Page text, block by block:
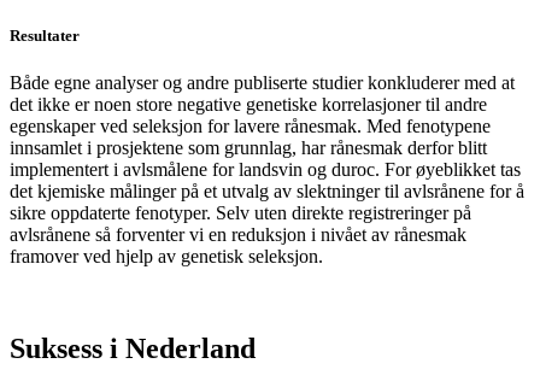
Resultater
Både egne analyser og andre publiserte studier konkluderer med at
det ikke er noen store negative genetiske korrelasjoner til andre
egenskaper ved seleksjon for lavere rånesmak. Med fenotypene
innsamlet i prosjektene som grunnlag, har rånesmak derfor blitt
implementert i avlsmålene for landsvin og duroc. For øyeblikket tas
det kjemiske målinger på et utvalg av slektninger til avlsrånene for å
sikre oppdaterte fenotyper. Selv uten direkte registreringer på
avlsrånene så forventer vi en reduksjon i nivået av rånesmak
framover ved hjelp av genetisk seleksjon.
Suksess i Nederland